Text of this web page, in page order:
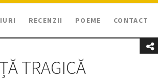
RECENZII POEME CONTACT
TRAGICĂ